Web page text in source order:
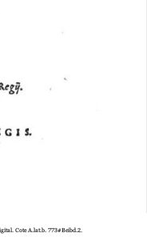
Cote A.lat.b. 773#Beibd.2.